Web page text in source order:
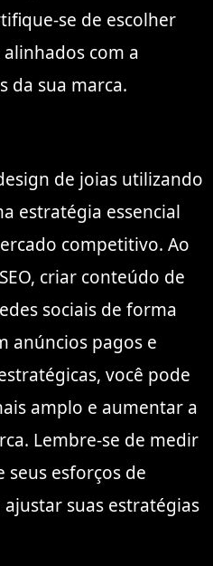
se de escolher
com a
da sua marca.
de joias utilizando
estratégia essencial
competitivo. Ao
criar conteúdo de
sociais de forma
anúncios pagos e
você pode
amplo e aumentar a
Lembre-se de medir
esforços de
suas estratégias